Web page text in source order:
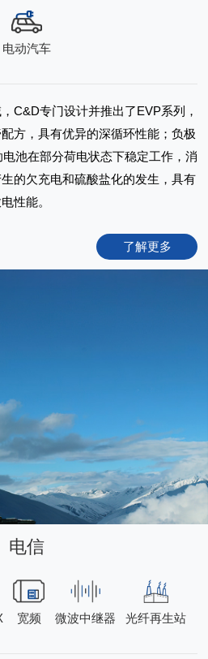
电动汽车
C&D专门设计并推出了EVP系列，
方，具有优异的深循环性能；负极
池在部分荷电状态下稳定工作，消
的欠充电和硫酸盐化的发生，具有
性能。
了解更多
电信
宽频 微波中继器 光纤再生站